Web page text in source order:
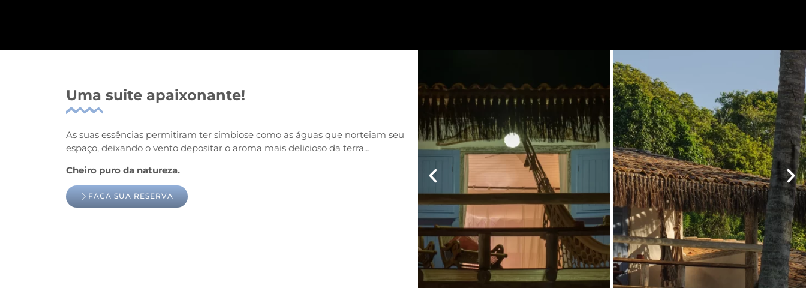
Uma suite apaixonante!
As suas essências permitiram ter simbiose como as águas que norteiam seu
espaço, deixando o vento depositar o aroma mais delicioso da terra…
Cheiro puro da natureza.
FAÇA SUA RESERVA